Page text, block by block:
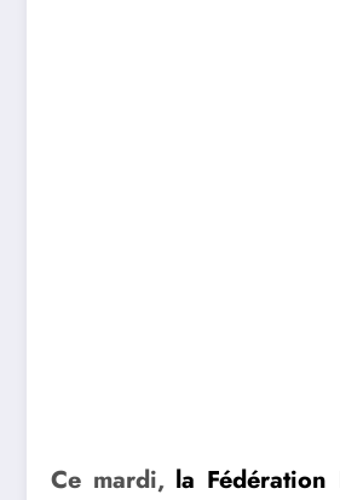
Ce mardi, la Fédération